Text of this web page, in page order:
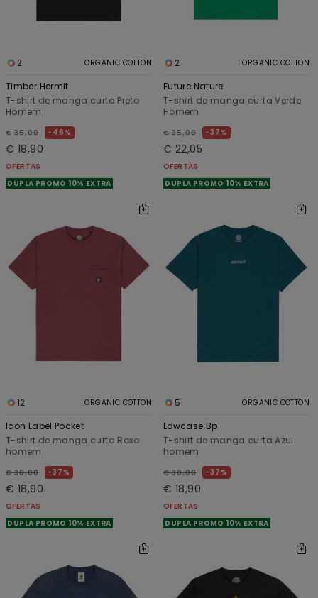
2 ORGANIC COTTON
Timber Hermit
T-shirt de manga curta Preto
Homem
€ 35,00 46%
€ 18,90
OFERTAS
DUPLA PROMO 10% EXTRA
2 ORGANIC COTTON
Future Nature
T-shirt de manga curta Verde
Homem
€ 35,00 37%
€ 22,05
OFERTAS
DUPLA PROMO 10% EXTRA
12 ORGANIC COTTON
Icon Label Pocket
T-shirt de manga curta Roxo
homem
€ 30,00 37%
€ 18,90
OFERTAS
DUPLA PROMO 10% EXTRA
5 ORGANIC COTTON
Lowcase Bp
T-shirt de manga curta Azul
homem
€ 30,00 37%
€ 18,90
OFERTAS
DUPLA PROMO 10% EXTRA